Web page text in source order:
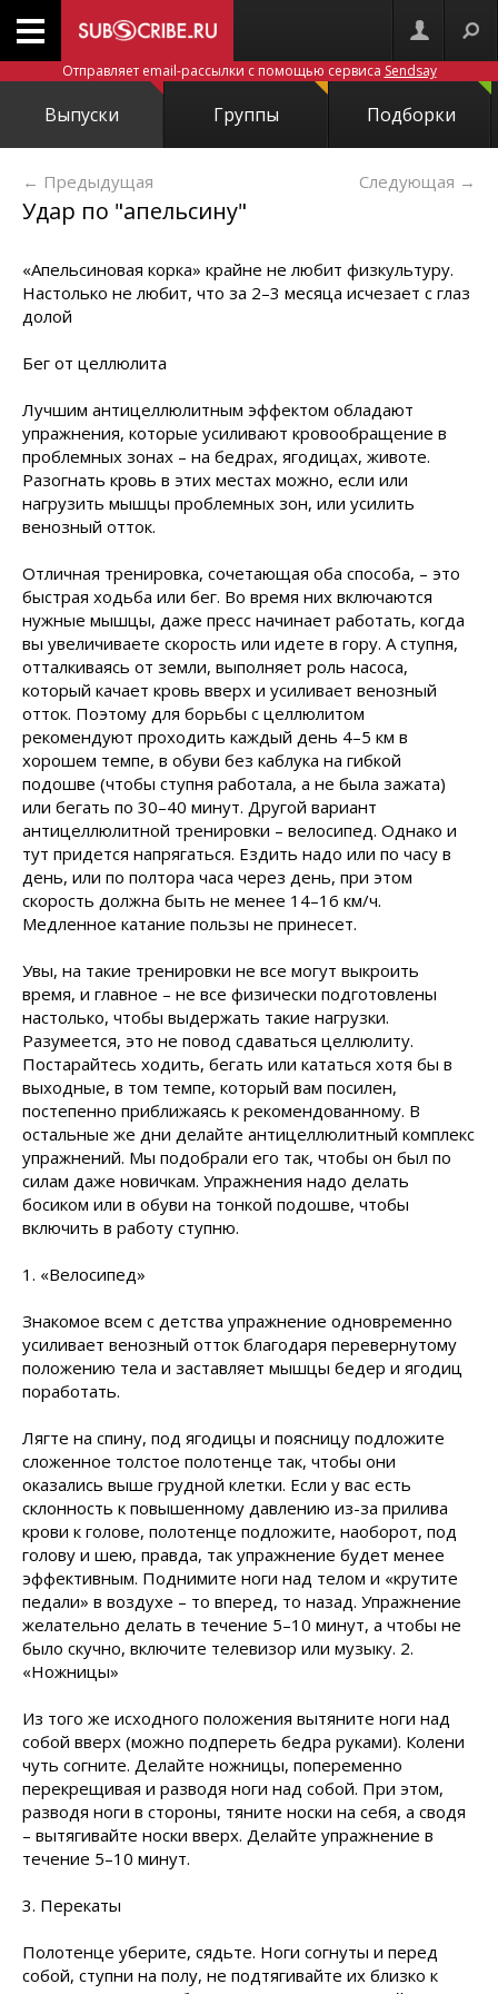
Отправляет email-рассылки с помощью сервиса Sendsay
Выпуски Группы Подборки
← Предыдущая Следующая →
Удар по "апельсину"
«Апельсиновая корка» крайне не любит физкультуру.
Настолько не любит, что за 2–3 месяца исчезает с глаз
долой
Бег от целлюлита
Лучшим антицеллюлитным эффектом обладают
упражнения, которые усиливают кровообращение в
проблемных зонах – на бедрах, ягодицах, животе.
Разогнать кровь в этих местах можно, если или
нагрузить мышцы проблемных зон, или усилить
венозный отток.
Отличная тренировка, сочетающая оба способа, – это
быстрая ходьба или бег. Во время них включаются
нужные мышцы, даже пресс начинает работать, когда
вы увеличиваете скорость или идете в гору. А ступня,
отталкиваясь от земли, выполняет роль насоса,
который качает кровь вверх и усиливает венозный
отток. Поэтому для борьбы с целлюлитом
рекомендуют проходить каждый день 4–5 км в
хорошем темпе, в обуви без каблука на гибкой
подошве (чтобы ступня работала, а не была зажата)
или бегать по 30–40 минут. Другой вариант
антицеллюлитной тренировки – велосипед. Однако и
тут придется напрягаться. Ездить надо или по часу в
день, или по полтора часа через день, при этом
скорость должна быть не менее 14–16 км/ч.
Медленное катание пользы не принесет.
Увы, на такие тренировки не все могут выкроить
время, и главное – не все физически подготовлены
настолько, чтобы выдержать такие нагрузки.
Разумеется, это не повод сдаваться целлюлиту.
Постарайтесь ходить, бегать или кататься хотя бы в
выходные, в том темпе, который вам посилен,
постепенно приближаясь к рекомендованному. В
остальные же дни делайте антицеллюлитный комплекс
упражнений. Мы подобрали его так, чтобы он был по
силам даже новичкам. Упражнения надо делать
босиком или в обуви на тонкой подошве, чтобы
включить в работу ступню.
1. «Велосипед»
Знакомое всем с детства упражнение одновременно
усиливает венозный отток благодаря перевернутому
положению тела и заставляет мышцы бедер и ягодиц
поработать.
Лягте на спину, под ягодицы и поясницу подложите
сложенное толстое полотенце так, чтобы они
оказались выше грудной клетки. Если у вас есть
склонность к повышенному давлению из-за прилива
крови к голове, полотенце подложите, наоборот, под
голову и шею, правда, так упражнение будет менее
эффективным. Поднимите ноги над телом и «крутите
педали» в воздухе – то вперед, то назад. Упражнение
желательно делать в течение 5–10 минут, а чтобы не
было скучно, включите телевизор или музыку. 2.
«Ножницы»
Из того же исходного положения вытяните ноги над
собой вверх (можно подпереть бедра руками). Колени
чуть согните. Делайте ножницы, попеременно
перекрещивая и разводя ноги над собой. При этом,
разводя ноги в стороны, тяните носки на себя, а сводя
– вытягивайте носки вверх. Делайте упражнение в
течение 5–10 минут.
3. Перекаты
Полотенце уберите, сядьте. Ноги согнуты и перед
собой, ступни на полу, не подтягивайте их близко к